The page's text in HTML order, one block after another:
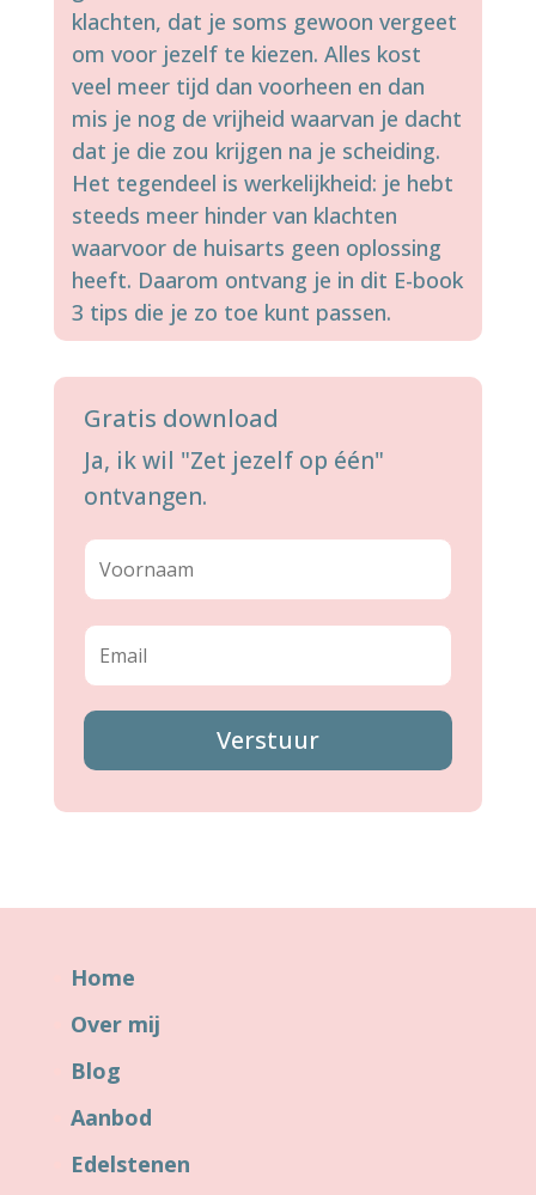
klachten, dat je soms gewoon vergeet
om voor jezelf te kiezen. Alles kost
veel meer tijd dan voorheen en dan
mis je nog de vrijheid waarvan je dacht
dat je die zou krijgen na je scheiding.
Het tegendeel is werkelijkheid: je hebt
steeds meer hinder van klachten
waarvoor de huisarts geen oplossing
heeft. Daarom ontvang je in dit E-book
3 tips die je zo toe kunt passen.
Gratis download
Ja, ik wil "Zet jezelf op één"
ontvangen.
Verstuur
Home
Over mij
Blog
Aanbod
Edelstenen